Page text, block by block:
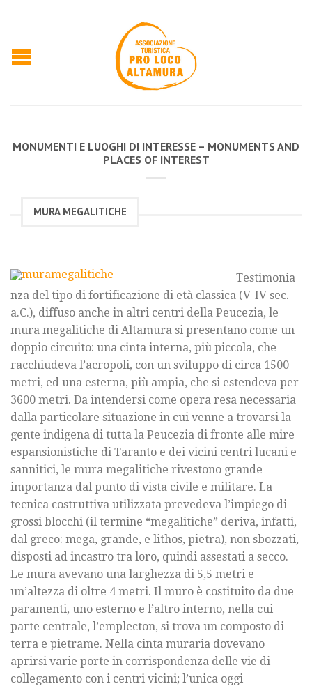
MONUMENTI E LUOGHI DI INTERESSE – MONUMENTS AND
PLACES OF INTEREST
MURA MEGALITICHE
Testimonia
nza del tipo di fortificazione di età classica (V-IV sec.
a.C.), diffuso anche in altri centri della Peucezia, le
mura megalitiche di Altamura si presentano come un
doppio circuito: una cinta interna, più piccola, che
racchiudeva l’acropoli, con un sviluppo di circa 1500
metri, ed una esterna, più ampia, che si estendeva per
3600 metri. Da intendersi come opera resa necessaria
dalla particolare situazione in cui venne a trovarsi la
gente indigena di tutta la Peucezia di fronte alle mire
espansionistiche di Taranto e dei vicini centri lucani e
sannitici, le mura megalitiche rivestono grande
importanza dal punto di vista civile e militare. La
tecnica costruttiva utilizzata prevedeva l’impiego di
grossi blocchi (il termine “megalitiche” deriva, infatti,
dal greco: mega, grande, e lithos, pietra), non sbozzati,
disposti ad incastro tra loro, quindi assestati a secco.
Le mura avevano una larghezza di 5,5 metri e
un’altezza di oltre 4 metri. Il muro è costituito da due
paramenti, uno esterno e l’altro interno, nella cui
parte centrale, l’emplecton, si trova un composto di
terra e pietrame. Nella cinta muraria dovevano
aprirsi varie porte in corrispondenza delle vie di
collegamento con i centri vicini; l’unica oggi